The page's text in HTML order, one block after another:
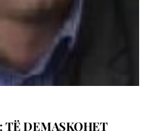
TË DEMASKOHET